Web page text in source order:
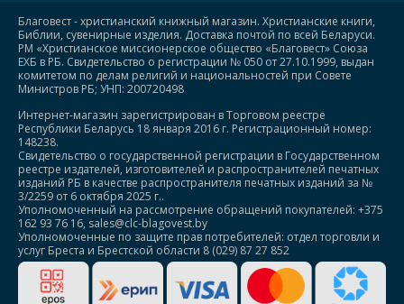
Благовест - христианский книжный магазин. Христианские книги,
Библии, сувенирные изделия. Доставка почтой по всей Беларуси.
РМ «Христианское миссионерское общество «Благовест» Союза
ЕХБ в РБ. Свидетельство о регистрации № 050 от 27.10.1999, выдан
комитетом по делам религий и национальностей при Совете
Министров РБ; УНП: 200720498
Интернет-магазин зарегистрирован в Торговом реестре
Республики Беларусь 18 января 2016 г. Регистрационный номер:
148238.
Свидетельство о государственной регистрации в Государственном
реестре издателей, изготовителей и распространителей печатных
изданий РБ в качестве распространителя печатных изданий за №
3/2259 от 6 октября 2025 г..
Уполномоченный на рассмотрение обращений покупателей: +375
162 93 76 16, sales@clc-blagovest.by
Уполномоченные по защите прав потребителей: отдел торговли и
услуг Бреста и Брестской области 8 (029) 87 27 852